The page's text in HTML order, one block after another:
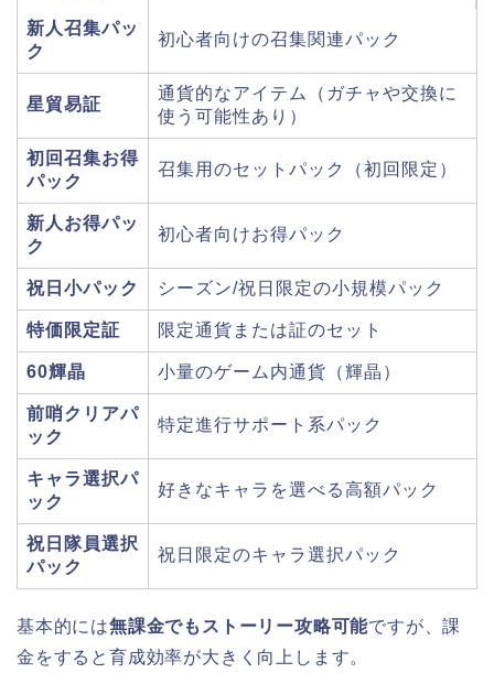
新人召集パッ
ク
初心者向けの召集関連パック
星貿易証
通貨的なアイテム（ガチャや交換に
使う可能性あり）
初回召集お得
パック
召集用のセットパック（初回限定）
新人お得パッ
ク
初心者向けお得パック
祝日小パック シーズン/祝日限定の小規模パック
特価限定証 限定通貨または証のセット
60輝晶 小量のゲーム内通貨（輝晶）
前哨クリアパ
ック
特定進行サポート系パック
キャラ選択パ
ック
好きなキャラを選べる高額パック
祝日隊員選択
パック
祝日限定のキャラ選択パック
基本的には無課金でもストーリー攻略可能ですが、課
金をすると育成効率が大きく向上します。